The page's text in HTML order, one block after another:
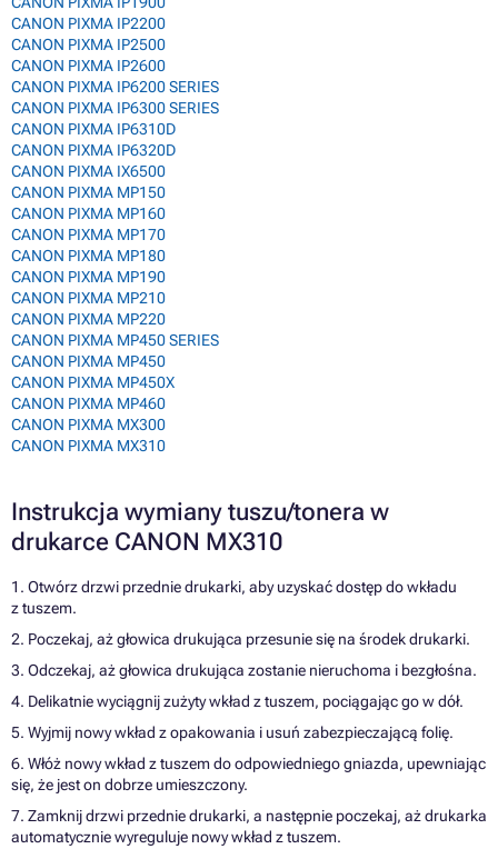
CANON PIXMA IP2200
CANON PIXMA IP2500
CANON PIXMA IP2600
CANON PIXMA IP6200 SERIES
CANON PIXMA IP6300 SERIES
CANON PIXMA IP6310D
CANON PIXMA IP6320D
CANON PIXMA IX6500
CANON PIXMA MP150
CANON PIXMA MP160
CANON PIXMA MP170
CANON PIXMA MP180
CANON PIXMA MP190
CANON PIXMA MP210
CANON PIXMA MP220
CANON PIXMA MP450 SERIES
CANON PIXMA MP450
CANON PIXMA MP450X
CANON PIXMA MP460
CANON PIXMA MX300
CANON PIXMA MX310
Instrukcja wymiany tuszu/tonera w
drukarce CANON MX310
1. Otwórz drzwi przednie drukarki, aby uzyskać dostęp do wkładu
z tuszem.
2. Poczekaj, aż głowica drukująca przesunie się na środek drukarki.
3. Odczekaj, aż głowica drukująca zostanie nieruchoma i bezgłośna.
4. Delikatnie wyciągnij zużyty wkład z tuszem, pociągając go w dół.
5. Wyjmij nowy wkład z opakowania i usuń zabezpieczającą folię.
6. Włóż nowy wkład z tuszem do odpowiedniego gniazda, upewniając
się, że jest on dobrze umieszczony.
7. Zamknij drzwi przednie drukarki, a następnie poczekaj, aż drukarka
automatycznie wyreguluje nowy wkład z tuszem.